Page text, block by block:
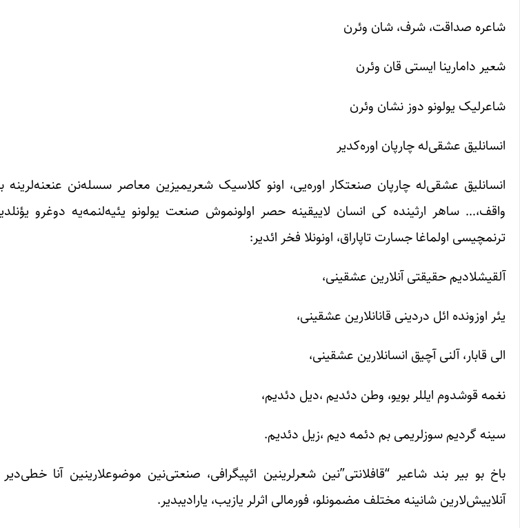
شاعره صداقت، شرف، شان وئرن
شعیر دامارینا ایستی قان وئرن
شاعرلیک یولونو دوز نشان وئرن
انسانلیق عشقی‌له چارپان اوره‌کدیر
انسانلیق عشقی‌له چارپان صنعتکار اوره‌یی، اونو کلاسیک شعریمیزین معاصر سسله‌نن عنعنه‌لرینه
واقف،… ساهر ارثینده کی انسان لاییقینه حصر اولونموش صنعت یولونو یئیه‌لنمه‌یه دوغرو
ترنمچیسی اولماغا جسارت تاپاراق، اونونلا فخر ائدیر:
آلقیشلادیم حقیقتی آنلارین عشقینی،
یئر اوزونده ائل دردینی قانانلارین عشقینی،
الی قابار، آلنی آچیق انسانلارین عشقینی،
نغمه قوشدوم ایللر بویو، وطن دئدیم ،‌دیل دئدیم،‌
سینه گردیم سوزلریمی بم دئمه دیم ،زیل دئدیم.
باخ بو بیر بند شاعیر “قافلانتی”‌نین شعرلرینین ائپیگرافی، صنعتی‌نین موضوعلارینین آنا خطی‌دیر
آنلاییش‌لارین شانینه مختلف مضمونلو، فورمالی اثرلر یازیب، یارادیبدیر.